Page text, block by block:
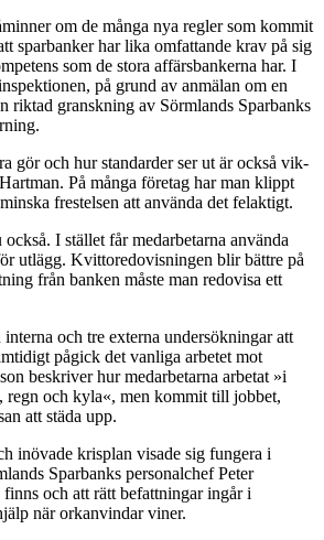
om de många nya regler som kommit
sparbanker har lika omfattande krav på sig
som de stora affärsbankerna har. I
på grund av anmälan om en
riktad granskning av Sörm­lands Sparbanks
gör och hur standarder ser ut är också vik­
På många företag har man klippt
frestelsen att använda det felak­tigt.
I stället får medarbetarna använda
utlägg. Kvittoredovisningen blir bättre på
från banken måste man redovisa ett
och tre externa undersökningar att
pågick det vanliga arbetet mot
beskriver hur medarbetarna arbe­tat »i
regn och kyla«, men kommit till job­bet,
att städa upp.
inöva­de krisplan visade sig fungera i
Sparbanks personalchef Peter
och att rätt befattningar ingår i
när ork­anvindar viner.